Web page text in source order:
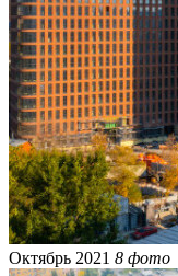
Октябрь 2021 8 фото